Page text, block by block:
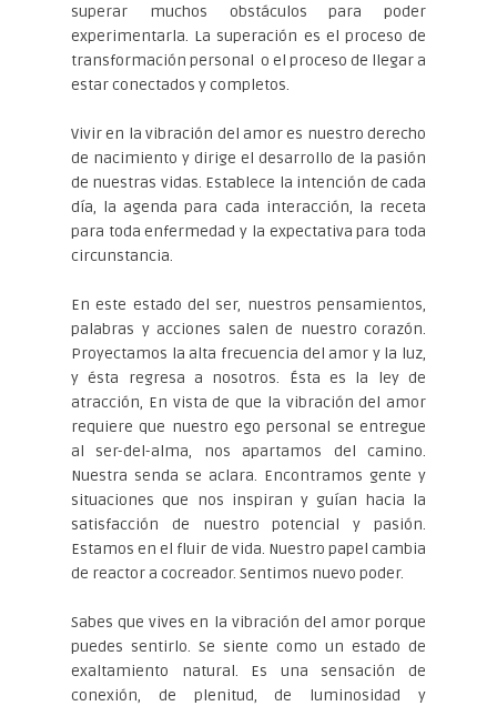
superar muchos obstáculos para poder
experimentarla. La superación es el proceso de
transformación personal o el proceso de llegar a
estar conectados y completos.
Vivir en la vibración del amor es nuestro derecho
de nacimiento y dirige el desarrollo de la pasión
de nuestras vidas. Establece la intención de cada
día, la agenda para cada interacción, la receta
para toda enfermedad y la expectativa para toda
circunstancia.
En este estado del ser, nuestros pensamientos,
palabras y acciones salen de nuestro corazón.
Proyectamos la alta frecuencia del amor y la luz,
y ésta regresa a nosotros. Ésta es la ley de
atracción, En vista de que la vibración del amor
requiere que nuestro ego personal se entregue
al ser-del-alma, nos apartamos del camino.
Nuestra senda se aclara. Encontramos gente y
situaciones que nos inspiran y guían hacia la
satisfacción de nuestro potencial y pasión.
Estamos en el fluir de vida. Nuestro papel cambia
de reactor a cocreador. Sentimos nuevo poder.
Sabes que vives en la vibración del amor porque
puedes sentirlo. Se siente como un estado de
exaltamiento natural. Es una sensación de
conexión, de plenitud, de luminosidad y